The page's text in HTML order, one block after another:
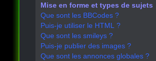
Mise en forme et types de sujets
Que sont les BBCodes ?
Puis-je utiliser le HTML ?
Que sont les smileys ?
Puis-je publier des images ?
Que sont les annonces globales ?